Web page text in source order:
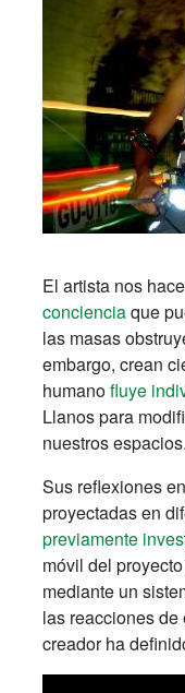
El artista nos
concienciaque
las masas
embargo, crean
humanofluye
Llanos para
nuestros espacios.
Sus reflexiones
proyectadas en
previamente
móvil del
mediante un
las reacciones de
creador ha